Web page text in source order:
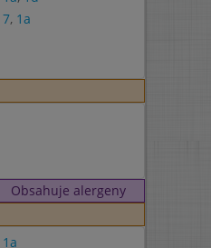
7, 1a
Obsahuje alergeny
1a